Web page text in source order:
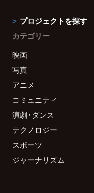
プロジェクトを探す
カテゴリー
映画
写真
アニメ
コミュニティ
演劇・ダンス
テクノロジー
スポーツ
ジャーナリズム